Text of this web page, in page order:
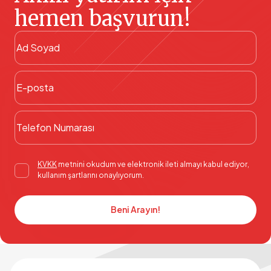
hemen başvurun!
KVKK metnini okudum ve elektronik ileti almayı kabul ediyor,
kullanım şartlarını onaylıyorum.
Beni Arayın!